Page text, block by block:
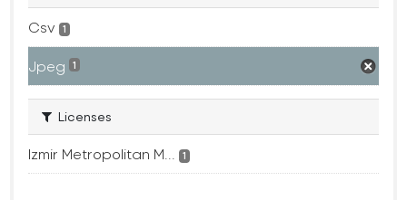
Csv 1
Jpeg 1
Licenses
Izmir Metropolitan M... 1